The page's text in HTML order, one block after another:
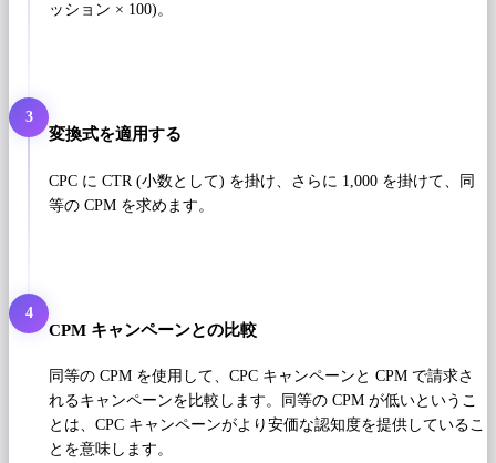
ッション × 100)。
3
変換式を適用する
CPC に CTR (小数として) を掛け、さらに 1,000 を掛けて、同
等の CPM を求めます。
4
CPM キャンペーンとの比較
同等の CPM を使用して、CPC キャンペーンと CPM で請求さ
れるキャンペーンを比較します。同等の CPM が低いというこ
とは、CPC キャンペーンがより安価な認知度を提供しているこ
とを意味します。